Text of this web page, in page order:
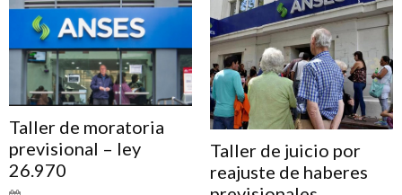
Taller de moratoria
previsional – ley
26.970
Taller de juicio por
reajuste de haberes